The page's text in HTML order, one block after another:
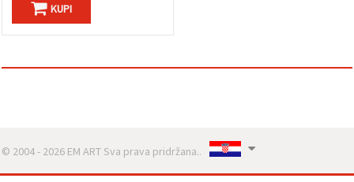
KUPI
© 2004 - 2026 EM ART Sva prava pridržana..